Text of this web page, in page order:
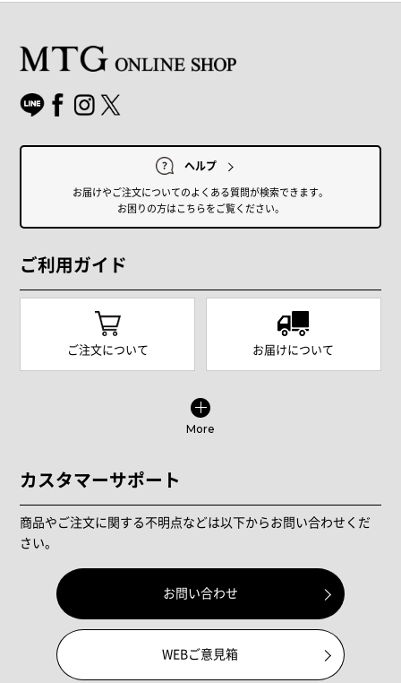
ヘルプ
お届けやご注文についてのよくある質問が検索できます。
お困りの方はこちらをご覧ください。
ご利用ガイド
ご注文について お届けについて
More
カスタマーサポート
商品やご注文に関する不明点などは以下からお問い合わせくだ
さい。
お問い合わせ
WEBご意見箱